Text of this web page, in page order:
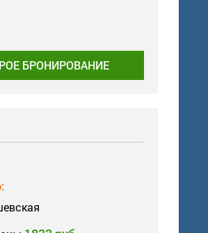
БРОНИРОВАНИЕ